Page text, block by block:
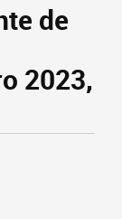
de
2023,